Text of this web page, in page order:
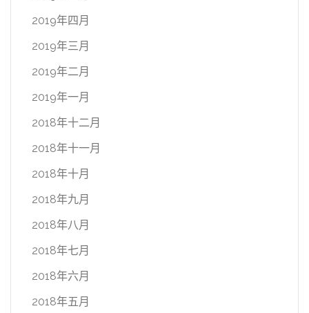
2019年四月
2019年三月
2019年二月
2019年一月
2018年十二月
2018年十一月
2018年十月
2018年九月
2018年八月
2018年七月
2018年六月
2018年五月